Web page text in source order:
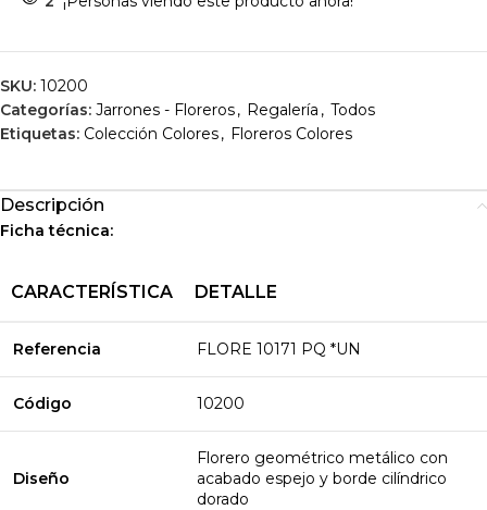
SKU: 10200
Categorías: Jarrones - Floreros, Regalería , Todos
Etiquetas: Colección Colores, Floreros Colores
Descripción
Ficha técnica:
CARACTERÍSTICA DETALLE
Referencia FLORE 10171 PQ *UN
Código 10200
Diseño
Florero geométrico metálico con
acabado espejo y borde cilíndrico
dorado